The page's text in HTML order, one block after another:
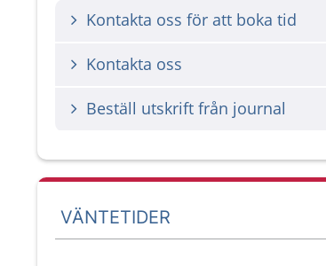
Kontakta oss för att boka tid
Kontakta oss
Beställ utskrift från journal
VÄNTETIDER